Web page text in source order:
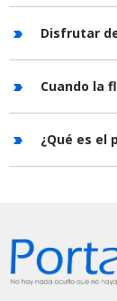
Disfrutar
Cuando la
¿Qué es el